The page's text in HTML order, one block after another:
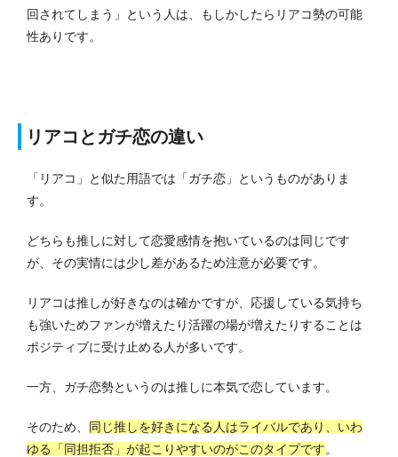
回されてしまう」という人は、もしかしたらリアコ勢の可能
性ありです。
リアコとガチ恋の違い
「リアコ」と似た用語では「ガチ恋」というものがありま
す。
どちらも推しに対して恋愛感情を抱いているのは同じです
が、その実情には少し差があるため注意が必要です。
リアコは推しが好きなのは確かですが、応援している気持ち
も強いためファンが増えたり活躍の場が増えたりすることは
ポジティブに受け止める人が多いです。
一方、ガチ恋勢というのは推しに本気で恋しています。
そのため、 同じ推しを好きになる人はライバルであり、いわ
ゆる「同担拒否」が起こりやすいのがこのタイプです。